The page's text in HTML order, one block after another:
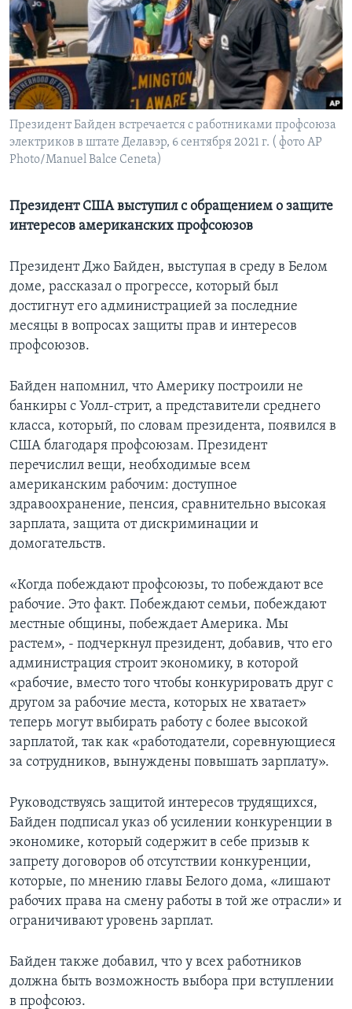
Learning English
СОЦИАЛЬНЫЕ СЕТИ
Языки
Президент Байден встречается с работниками профсоюза
электриков в штате Делавэр, 6 сентября 2021 г. ( фото AP
Photo/Manuel Balce Ceneta)
Президент США выступил с обращением о защите
интересов американских профсоюзов
Президент Джо Байден, выступая в среду в Белом
доме, рассказал о прогрессе, который был
достигнут его администрацией за последние
месяцы в вопросах защиты прав и интересов
профсоюзов.
Байден напомнил, что Америку построили не
банкиры с Уолл-стрит, а представители среднего
класса, который, по словам президента, появился в
США благодаря профсоюзам. Президент
перечислил вещи, необходимые всем
американским рабочим: доступное
здравоохранение, пенсия, сравнительно высокая
зарплата, защита от дискриминации и
домогательств.
«Когда побеждают профсоюзы, то побеждают все
рабочие. Это факт. Побеждают семьи, побеждают
местные общины, побеждает Америка. Мы
растем», - подчеркнул президент, добавив, что его
администрация строит экономику, в которой
«рабочие, вместо того чтобы конкурировать друг с
другом за рабочие места, которых не хватает»
теперь могут выбирать работу с более высокой
зарплатой, так как «работодатели, соревнующиеся
за сотрудников, вынуждены повышать зарплату».
Руководствуясь защитой интересов трудящихся,
Байден подписал указ об усилении конкуренции в
экономике, который содержит в себе призыв к
запрету договоров об отсутствии конкуренции,
которые, по мнению главы Белого дома, «лишают
рабочих права на смену работы в той же отрасли» и
ограничивают уровень зарплат.
Байден также добавил, что у всех работников
должна быть возможность выбора при вступлении
в профсоюз.